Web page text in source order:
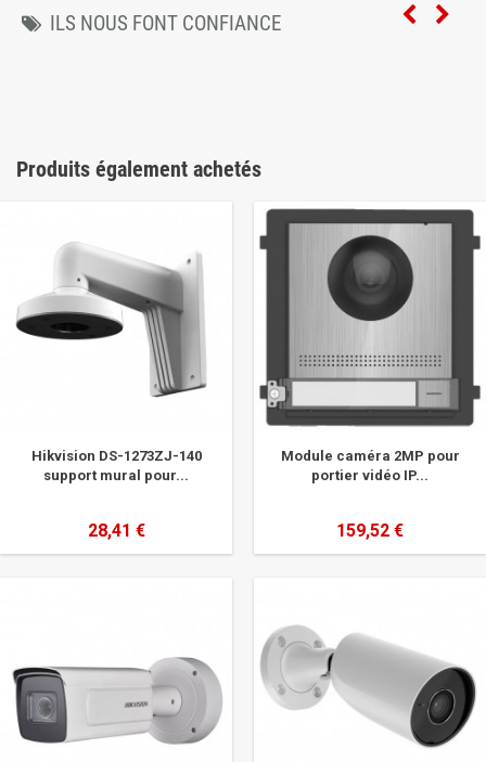
ILS NOUS FONT CONFIANCE
Produits également achetés
Hikvision DS-1273ZJ-140
support mural pour...
28,41 €
Module caméra 2MP pour
portier vidéo IP...
159,52 €